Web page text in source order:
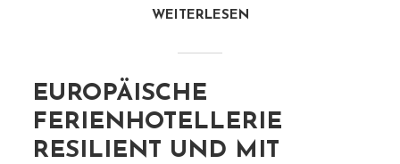
WEITERLESEN
EUROPÄISCHE
FERIENHOTELLERIE
RESILIENT UND MIT